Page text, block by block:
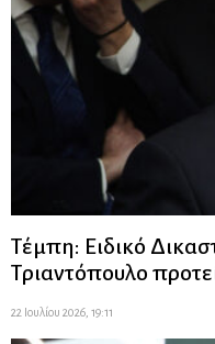
Τέμπη: Ειδικό
Τριαντόπουλο
22 Ιουλίου 2026, 19:11